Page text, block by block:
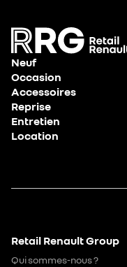
Neuf
Occasion
Accessoires
Reprise
Entretien
Location
Retail Renault Group
Qui sommes-nous ?